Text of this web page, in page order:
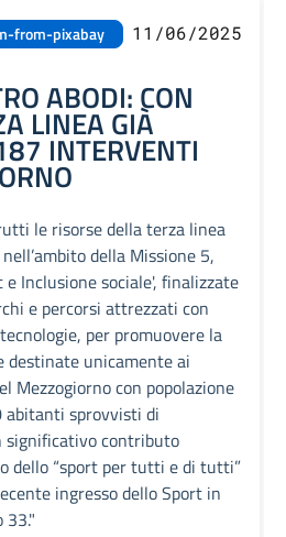
from-pixabay 11/06/2025
ABODI: CON
LINEA GIÀ
INTERVENTI
le risorse della terza linea
della Missione 5,
Inclusione sociale', finalizzate
e percorsi attrezzati con
per promuovere la
destinate unicamente ai
Mezzogiorno con popolazione
abitanti sprovvisti di
significativo contributo
dello “sport per tutti e di tutti”
ingresso dello Sport in
33."